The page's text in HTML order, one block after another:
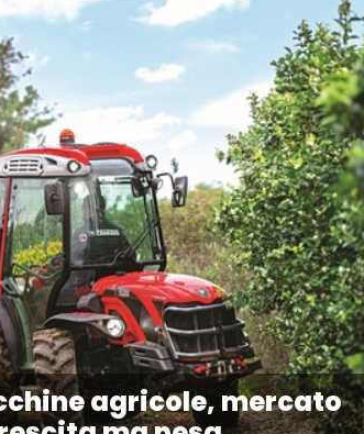
agricole, mercato